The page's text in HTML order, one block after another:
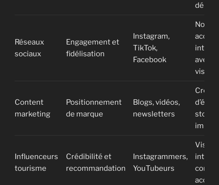
Réseaux
sociaux
Engagement et
fidélisation
Instagram,
TikTok,
Facebook
avec
Content
marketing
Positionnement
de marque
Blogs, vidéos,
newsletters
Influenceurs
tourisme
Crédibilité et
recommandation
Instagrammers,
YouTubeurs
accrue